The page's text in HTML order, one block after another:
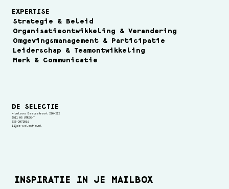
EXPERTISE
Strategie & Beleid
Organisatieontwikkeling & Verandering
Omgevingsmanagement & Participatie
Leiderschap & Teamontwikkeling
Merk & Communicatie
DE SELECTIE
Nicolaas Beetsstraat 216-222
3511 HG UTRECHT
030-2072014
14@de-selectie.nl
INSPIRATIE IN JE MAILBOX